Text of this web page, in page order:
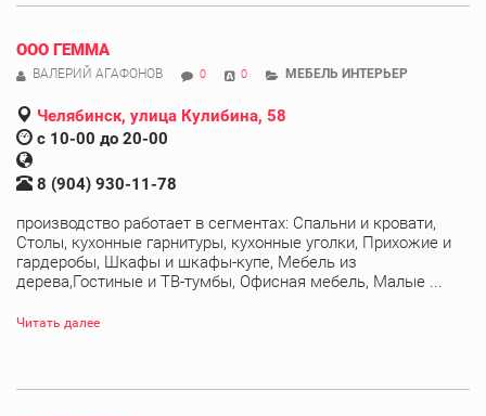
ООО ГЕММА
ВАЛЕРИЙ АГАФОНОВ 0 0 МЕБЕЛЬ ИНТЕРЬЕР
Челябинск, улица Кулибина, 58
с 10-00 до 20-00
8 (904) 930-11-78
производство работает в сегментах: Спальни и кровати,
Столы, кухонные гарнитуры, кухонные уголки, Прихожие и
гардеробы, Шкафы и шкафы-купе, Мебель из
дерева,Гостиные и ТВ-тумбы, Офисная мебель, Малые ...
Читать далее